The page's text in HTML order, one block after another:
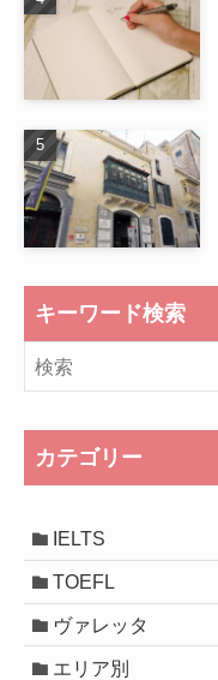
キーワード検索
カテゴリー
IELTS
TOEFL
ヴァレッタ
エリア別